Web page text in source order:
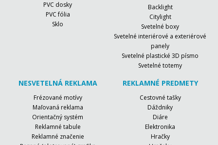
PVC dosky
PVC fólia
Sklo
Backlight
Citylight
Svetelné boxy
Svetelné interiérové a exteriérové
panely
Svetelné plastické 3D písmo
Svetelné totemy
NESVETELNÁ REKLAMA
Frézované motívy
Maľovaná reklama
Orientačný systém
Reklamné tabule
Reklamné značenie
REKLAMNÉ PREDMETY
Cestovné tašky
Dáždniky
Diáre
Elektronika
Hračky